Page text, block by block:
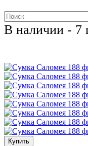
В наличии - 7